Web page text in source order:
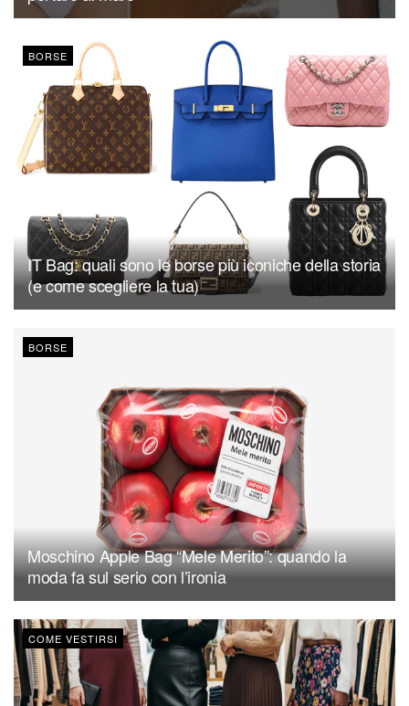
BORSE
IT Bag: quali sono le borse più iconiche della storia
(e come scegliere la tua)
BORSE
Moschino Apple Bag “Mele Merito”: quando la
moda fa sul serio con l’ironia
COME VESTIRSI